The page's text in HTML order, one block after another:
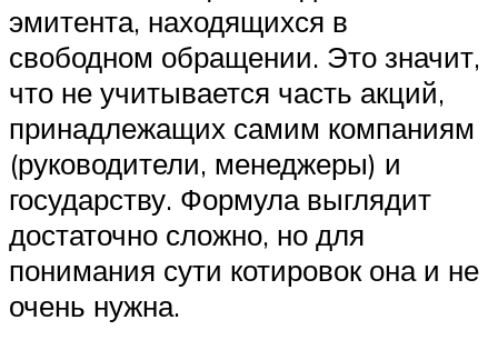
эмитента, находящихся в
свободном обращении. Это значит,
что не учитывается часть акций,
принадлежащих самим компаниям
(руководители, менеджеры) и
государству. Формула выглядит
достаточно сложно, но для
понимания сути котировок она и не
очень нужна.